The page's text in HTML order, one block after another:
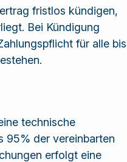
fristlos kündigen,
Bei Kündigung
für alle bis
technische
95% der vereinbarten
erfolgt eine